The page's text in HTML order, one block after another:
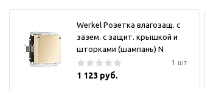
Werkel Розетка влагозащ. с
зазем. с защит. крышкой и
шторками (шампань) N
1 шт
1 123 руб.